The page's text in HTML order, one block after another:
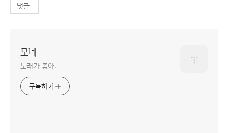
댓글
모네
노래가 좋아.
구독하기